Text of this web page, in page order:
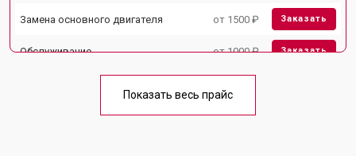
Замена основного двигателя от 1500 ₽ Заказать
Обслуживание от 1000 ₽ Заказать
Замена блока питания от 1000 ₽
Показать весь прайс